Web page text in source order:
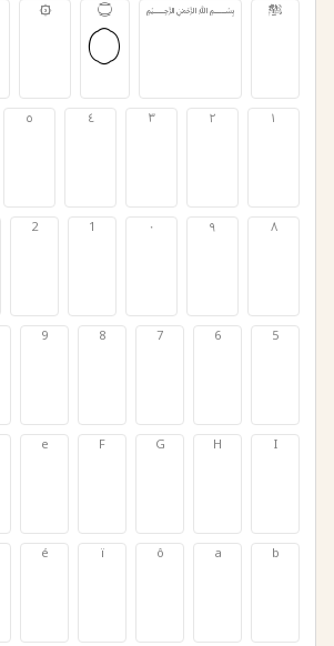
ﷺ ﷽ ۝
۝
۞
١ ٢ ٣ ٤ ٥
٨ ٩ ٠ 1
2
5
6
7
8
9
I
H
G
F
e
b
a
ô
ï
é